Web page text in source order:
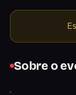
Sobre o
.